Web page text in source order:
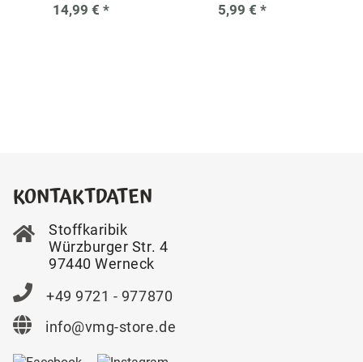
14,99 € * 5,99 € *
KONTAKTDATEN
Stoffkaribik
Würzburger Str. 4
97440 Werneck
+49 9721 - 977870
info@vmg-store.de